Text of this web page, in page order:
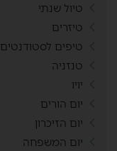
טיול שנתי
טיזרים
טיפים לסטודנטים
טנזניה
יויו
יום הורים
יום הזיכרון
יום המשפחה